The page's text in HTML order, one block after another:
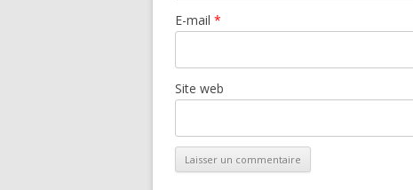
E-mail *
Site web